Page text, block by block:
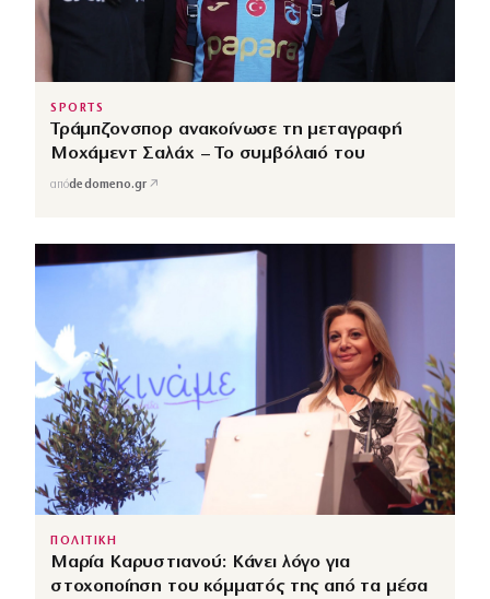
SPORTS
Τράμπζονσπορ ανακοίνωσε τη μεταγραφή
Μοχάμεντ Σαλάχ – Το συμβόλαιό του
απόdedomeno.gr ↗
ΠΟΛΙΤΙΚΗ
Μαρία Καρυστιανού: Κάνει λόγο για
στοχοποίηση του κόμματός της από τα μέσα